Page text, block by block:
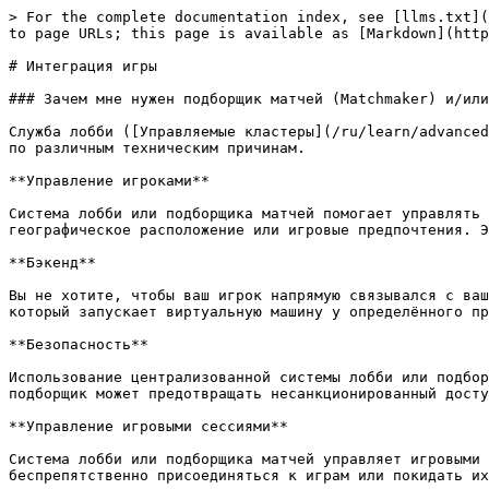
> For the complete documentation index, see [llms.txt](https://docs.edgegap.com/llms.txt). Markdown versions of documentation pages are available by appending `.md` to page URLs; this page is available as [Markdown](https://docs.edgegap.com/ru/learn/distributed-relay/relay-edgegap-api.md).

# Интеграция игры

### Зачем мне нужен подборщик матчей (Matchmaker) и/или Лобби?

Служба лобби ([Управляемые кластеры](/ru/learn/advanced-features/managed-clusters.md#nakama-by-heroic-labs)) играет решающую роль в онлайн-многопользовательских играх по различным техническим причинам.

**Управление игроками**

Система лобби или подборщика матчей помогает управлять игроками, группируя их в подходящие матчи на основе различных критериев, таких как уровень навыков, географическое расположение или игровые предпочтения. Это обеспечивает сбалансированный и приятный игровой опыт для всех участвующих игроков.

**Бэкенд**

Вы не хотите, чтобы ваш игрок напрямую связывался с вашим бэкендом, и вы хотите предоставить централизованную точку доступа. Представьте, что у вас есть API-токен, который запускает виртуальную машину у определённого провайдера — вы не хотите, чтобы токен был захардкожен в клиенте игры и доступен любому игроку!

**Безопасность**

Использование централизованной системы лобби или подборщика матчей помогает поддерживать контроль над безопасностью игры. Фильтруя и проверяя подключения игроков, подборщик может предотвращать несанкционированный доступ, защищать данные пользователей и снижать вероятность мошенничества или взломов.

**Управление игровыми сессиями**

Система лобби или подборщика матчей управляет игровыми сессиями, создавая, обновляя и завершая их по мере необходимости. Это гарантирует, что игроки могут беспрепятственно присоединяться к играм или покидать их, а экземпляры игры могут эффективно управляться системой.

<figure><img src="/files/5825df10503da9f268b9b639a096b76973b3964d" alt=""><figcaption></figcaption></figure>

### Вам не нужно это прямо сейчас! (Режим разработки)

На этапе разработки вам может не понадобиться полнофункциональная система лобби или подборщика матчей по нескольким техническим причинам:

**Упрощённая тестовая среда**

На начальных этапах разработки вы можете сосредоточиться на реализации и тестировании основных игровых механик и сетевых функций. Избегая сложности лобби или подборщика матчей, вы можете проще тестировать и отлаживать игру с небольшой группой игроков, часто в составе вашей команды разработчиков.

**Быстрая итерация**

Без лобби или подборщика матчей вы можете быстро вносить изменения в код игры и тестировать новые функции или исправления, не беспокоясь о влиянии на процесс матчмейкинга. Это позволяет применять более гибкий подход к разработке, позволяя вашей команде быстрее итеративно улучшать игровые механики.

**Распределение ресурсов**

Разработка полнофункциональной системы лобби или подборщика матчей требует значительного времени и ресурсов. Отложив реализацию этих компонентов, вы сможете более эффективно распределить ресурсы, сначала сосредоточившись на основной игровой механике и сетевых функциях.

**Проблемы масштабируемости**

На ранних этапах разработки у